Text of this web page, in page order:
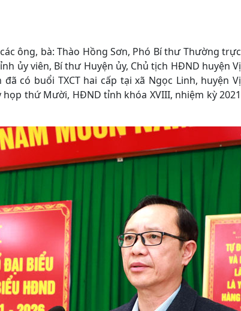
ông, bà: Thào Hồng Sơn, Phó Bí thư Thường trực
ủy viên, Bí thư Huyện ủy, Chủ tịch HĐND huyện Vị
có buổi TXCT hai cấp tại xã Ngọc Linh, huyện Vị
thứ Mười, HĐND tỉnh khóa XVIII, nhiệm kỳ 2021